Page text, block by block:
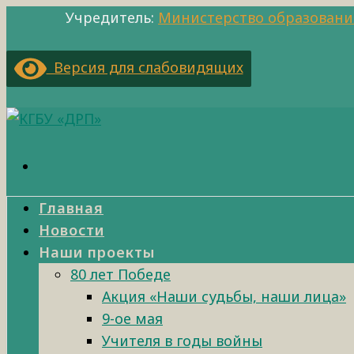
Учредитель: Министерство
Версия для слабовидящих
Главная
Новости
Наши проекты
80 лет Победе
Акция «Наши судьбы, наши лица»
9-ое мая
Учителя в годы войны